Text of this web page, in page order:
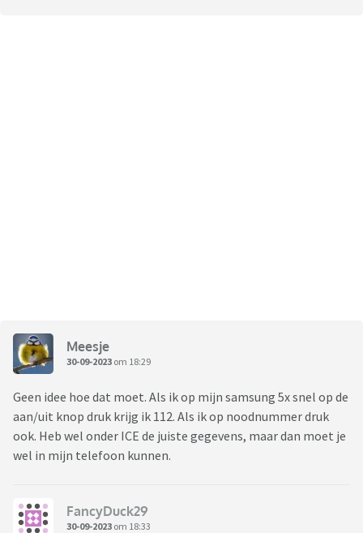
Meesje
30-09-2023 om 18:29
Geen idee hoe dat moet. Als ik op mijn samsung 5x snel op de
aan/uit knop druk krijg ik 112. Als ik op noodnummer druk
ook. Heb wel onder ICE de juiste gegevens, maar dan moet je
wel in mijn telefoon kunnen.
FancyDuck29
30-09-2023 om 18:33